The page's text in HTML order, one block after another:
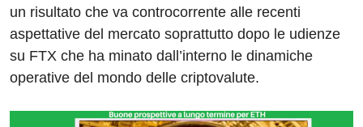
un risultato che va controcorrente alle recenti
aspettative del mercato soprattutto dopo le udienze
su FTX che ha minato dall’interno le dinamiche
operative del mondo delle criptovalute.